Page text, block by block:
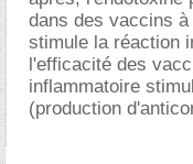
dans des vaccins
stimule la réaction
l'efficacité des
inflammatoire
(production